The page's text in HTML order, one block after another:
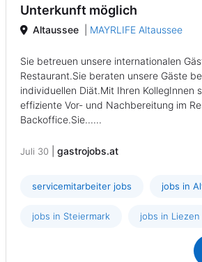
Unterkunft möglich
Altaussee MAYRLIFE Altaussee
Sie betreuen unsere internationalen
Restaurant.Sie beraten unsere Gäste
individuellen Diät.Mit Ihren KollegInnen
effiziente Vor- und Nachbereitung im
Backoffice.Sie......
Juli 30 gastrojobs.at
servicemitarbeiter jobs jobs in
jobs in Steiermark jobs in Liezen